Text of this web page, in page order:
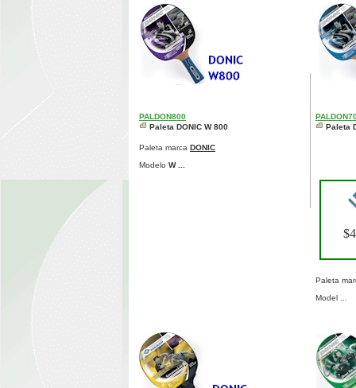
PALDON800
Paleta DONIC W 800
Paleta marca DONIC
Modelo W ...
Paleta
Paleta
Model ...